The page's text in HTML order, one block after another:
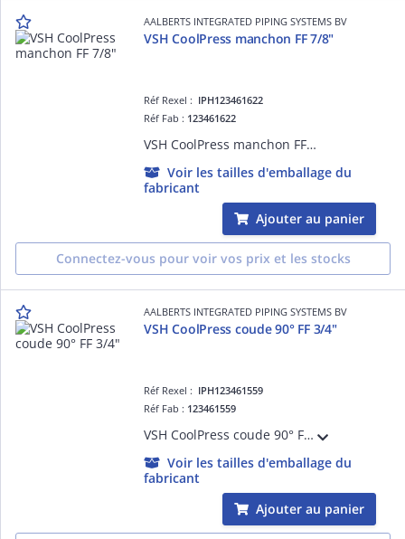
AALBERTS INTEGRATED PIPING SYSTEMS BV
VSH CoolPress manchon FF 7/8"
Réf Rexel : IPH123461622
Réf Fab : 123461622
VSH CoolPress manchon FF 7/8"
Voir les tailles d'emballage du
fabricant
Ajouter au panier
Connectez-vous pour voir vos prix et les stocks
AALBERTS INTEGRATED PIPING SYSTEMS BV
VSH CoolPress coude 90° FF 3/4"
Réf Rexel : IPH123461559
Réf Fab : 123461559
VSH CoolPress coude 90° FF 3/4"
Voir les tailles d'emballage du
fabricant
Ajouter au panier